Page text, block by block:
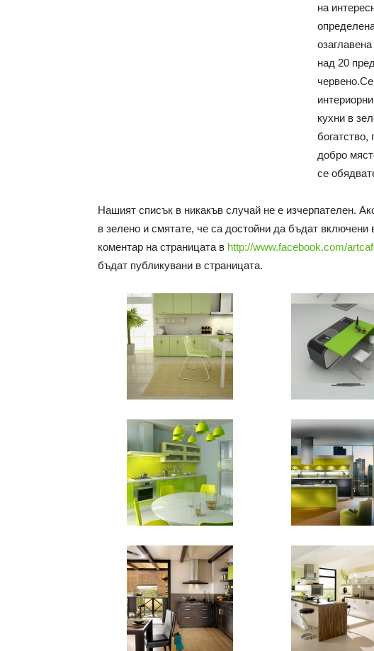
на
озаглавена
над 20
червено.
кухни в
богатство,
добро
се
Нашият списък в никакъв случай не е изчерпателен.
в зелено и смятате, че са достойни да бъдат включени
коментар на страницата в http://www.facebook.com/
бъдат публикувани в страницата.